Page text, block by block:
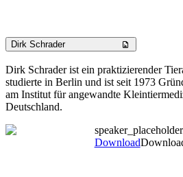
Dirk Schrader
Dirk Schrader ist ein praktizierender
studierte in Berlin und ist seit 1973
am Institut für angewandte
Deutschland.
Download